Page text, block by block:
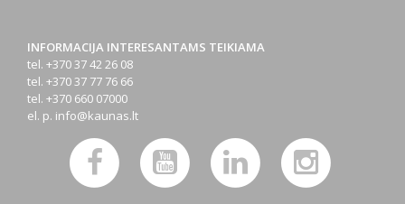
INFORMACIJA INTERESANTAMS TEIKIAMA
tel. +370 37 42 26 08
tel. +370 37 77 76 66
tel. +370 660 07000
el. p. info@kaunas.lt